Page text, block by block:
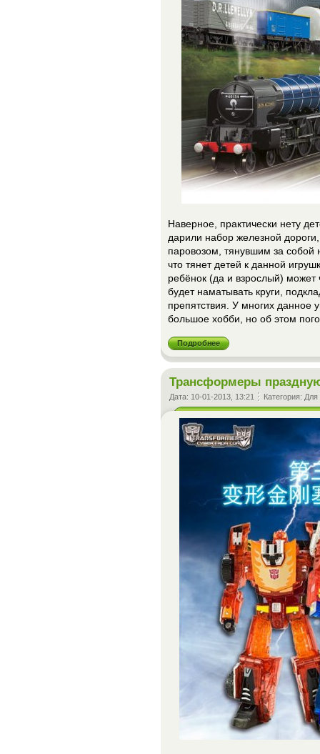
Наверное, практически нету
дарили набор железной
паровозом, тянувшим за собой
что тянет детей к данной
ребёнок (да и взрослый) может
будет наматывать круги,
препятствия. У многих данное
большое хобби, но об этом
Подробнее
Трансформеры
Дата: 10-01-2013, 13:21 Категория: Для